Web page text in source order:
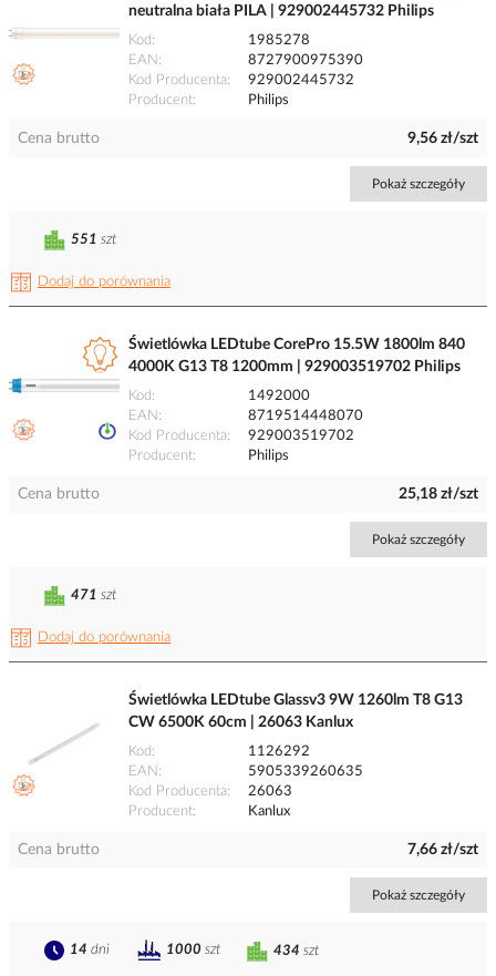
neutralna biała PILA | 929002445732 Philips
Kod
1985278
EAN
8727900975390
Kod Producenta
929002445732
Producent
Philips
Cena brutto 9,56 zł/szt
Pokaż szczegóły
Dodaj do porównania
551 szt
Świetlówka LEDtube CorePro 15.5W 1800lm 840
4000K G13 T8 1200mm | 929003519702 Philips
Kod
1492000
EAN
8719514448070
Kod Producenta
929003519702
Producent
Philips
Cena brutto 25,18 zł/szt
Pokaż szczegóły
Dodaj do porównania
471 szt
Świetlówka LEDtube Glassv3 9W 1260lm T8 G13
CW 6500K 60cm | 26063 Kanlux
Kod
1126292
EAN
5905339260635
Kod Producenta
26063
Producent
Kanlux
Cena brutto 7,66 zł/szt
Pokaż szczegóły
434 szt
14 dni 1000 szt